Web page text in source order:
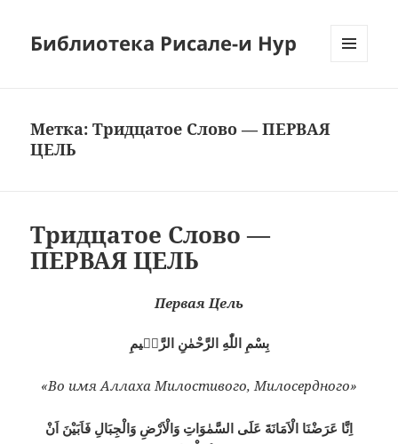
Библиотека Рисале-и Нур
Метка:Тридцатое Слово — ПЕРВАЯ
ЦЕЛЬ
Тридцатое Слово —
ПЕРВАЯ ЦЕЛЬ
Первая Цель
بِسْمِ اللّٰهِ الرَّحْمٰنِ الرَّحٖيمِ
«Во имя Аллаха Милостивого, Милосердного»
اِنَّا عَرَضْنَا الْاَمَانَةَ عَلَى السَّمٰوَاتِ وَالْاَرْضِ وَالْجِبَالِ فَاَبَيْنَ اَنْ